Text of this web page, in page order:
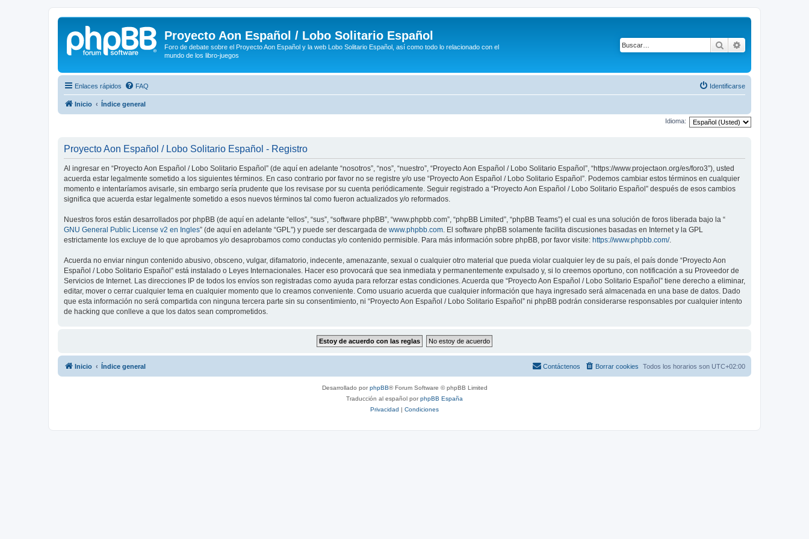
Proyecto Aon Español / Lobo Solitario Español
Foro de debate sobre el Proyecto Aon Español y la web Lobo Solitario Español, así como todo lo relacionado con el
mundo de los libro-juegos
Buscar
Enlaces rápidos FAQ Identificarse
Inicio Índice general
Idioma:
Proyecto Aon Español / Lobo Solitario Español - Registro
Al ingresar en “Proyecto Aon Español / Lobo Solitario Español” (de aquí en adelante “nosotros”, “nos”, “nuestro”, “Proyecto Aon Español / Lobo Solitario Español”, “https://www.projectaon.org/es/foro3”), usted
acuerda estar legalmente sometido a los siguientes términos. En caso contrario por favor no se registre y/o use “Proyecto Aon Español / Lobo Solitario Español”. Podemos cambiar estos términos en cualquier
momento e intentaríamos avisarle, sin embargo sería prudente que los revisase por su cuenta periódicamente. Seguir registrado a “Proyecto Aon Español / Lobo Solitario Español” después de esos cambios
significa que acuerda estar legalmente sometido a esos nuevos términos tal como fueron actualizados y/o reformados.
Nuestros foros están desarrollados por phpBB (de aquí en adelante “ellos”, “sus”, “software phpBB”, “www.phpbb.com”, “phpBB Limited”, “phpBB Teams”) el cual es una solución de foros liberada bajo la “
GNU General Public License v2 en Ingles” (de aquí en adelante “GPL”) y puede ser descargada de www.phpbb.com. El software phpBB solamente facilita discusiones basadas en Internet y la GPL
estrictamente los excluye de lo que aprobamos y/o desaprobamos como conductas y/o contenido permisible. Para más información sobre phpBB, por favor visite: https://www.phpbb.com/.
Acuerda no enviar ningun contenido abusivo, obsceno, vulgar, difamatorio, indecente, amenazante, sexual o cualquier otro material que pueda violar cualquier ley de su país, el país donde “Proyecto Aon
Español / Lobo Solitario Español” está instalado o Leyes Internacionales. Hacer eso provocará que sea inmediata y permanentemente expulsado y, si lo creemos oportuno, con notificación a su Proveedor de
Servicios de Internet. Las direcciones IP de todos los envíos son registradas como ayuda para reforzar estas condiciones. Acuerda que “Proyecto Aon Español / Lobo Solitario Español” tiene derecho a eliminar,
editar, mover o cerrar cualquier tema en cualquier momento que lo creamos conveniente. Como usuario acuerda que cualquier información que haya ingresado será almacenada en una base de datos. Dado
que esta información no será compartida con ninguna tercera parte sin su consentimiento, ni “Proyecto Aon Español / Lobo Solitario Español” ni phpBB podrán considerarse responsables por cualquier intento
de hacking que conlleve a que los datos sean comprometidos.
Inicio Índice general Todos los horarios son UTC+02:00
Borrar cookies
Contáctenos
Desarrollado porphpBB® Forum Software © phpBB Limited
Traducción al español porphpBB España
Privacidad | Condiciones